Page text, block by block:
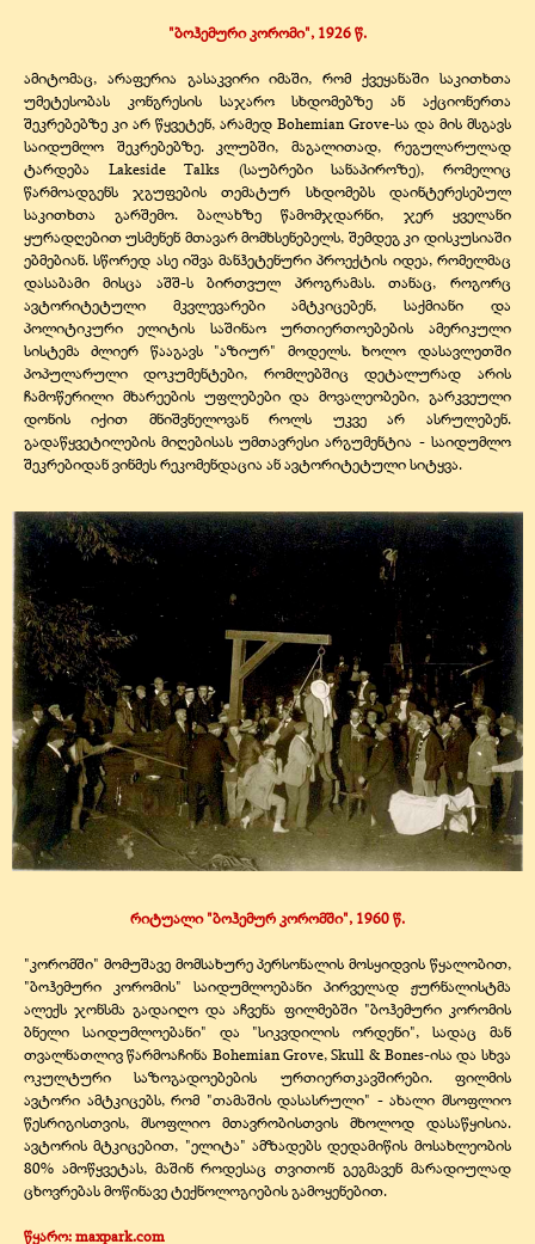
"ბოჰემური კორომი", 1926 წ.
ამიტომაც, არაფერია გასაკვირი იმაში, რომ ქვეყანაში საკითხთა
უმეტესობას კონგრესის საჯარო სხდომებზე ან აქციონერთა
შეკრებებზე კი არ წყვეტენ, არამედ Bohemian Grove-სა და მის მსგავს
საიდუმლო შეკრებებზე. კლუბში, მაგალითად, რეგულარულად
ტარდება Lakeside Talks (საუბრები სანაპიროზე), რომელიც
წარმოადგენს ჯგუფების თემატურ სხდომებს დაინტერესებულ
საკითხთა გარშემო. ბალახზე წამომჯდარნი, ჯერ ყველანი
ყურადღებით უსმენენ მთავარ მომხსენებელს, შემდეგ კი დისკუსიაში
ებმებიან. სწორედ ასე იშვა მანჰეტენური პროექტის იდეა, რომელმაც
დასაბამი მისცა აშშ-ს ბირთვულ პროგრამას. თანაც, როგორც
ავტორიტეტული მკვლევარები ამტკიცებენ, საქმიანი და
პოლიტიკური ელიტის საშინაო ურთიერთოებების ამერიკული
სისტემა ძლიერ წააგავს "აზიურ" მოდელს. ხოლო დასავლეთში
პოპულარული დოკუმენტები, რომლებშიც დეტალურად არის
ჩამოწერილი მხარეების უფლებები და მოვალეობები, გარკვეული
დონის იქით მნიშვნელოვან როლს უკვე არ ასრულებენ.
გადაწყვეტილების მიღებისას უმთავრესი არგუმენტია - საიდუმლო
შეკრებიდან ვინმეს რეკომენდაცია ან ავტორიტეტული სიტყვა.
რიტუალი "ბოჰემურ კორომში", 1960 წ.
"კორომში" მომუშავე მომსახურე პერსონალის მოსყიდვის წყალობით,
"ბოჰემური კორომის" საიდუმლოებანი პირველად ჟურნალისტმა
ალექს ჯონსმა გადაიღო და აჩვენა ფილმებში "ბოჰემური კორომის
ბნელი საიდუმლოებანი" და "სიკვდილის ორდენი", სადაც მან
თვალნათლივ წარმოაჩინა Bohemian Grove, Skull & Bones-ისა და სხვა
ოკულტური საზოგადოებების ურთიერთკავშირები. ფილმის
ავტორი ამტკიცებს, რომ "თამაშის დასასრული" - ახალი მსოფლიო
წესრიგისთვის, მსოფლიო მთავრობისთვის მხოლოდ დასაწყისია.
ავტორის მტკიცებით, "ელიტა" ამზადებს დედამიწის მოსახლეობის
80% ამოწყვეტას, მაშინ როდესაც თვითონ გეგმავენ მარადიულად
ცხოვრებას მოწინავე ტექნოლოგიების გამოყენებით.
წყარო:maxpark.com